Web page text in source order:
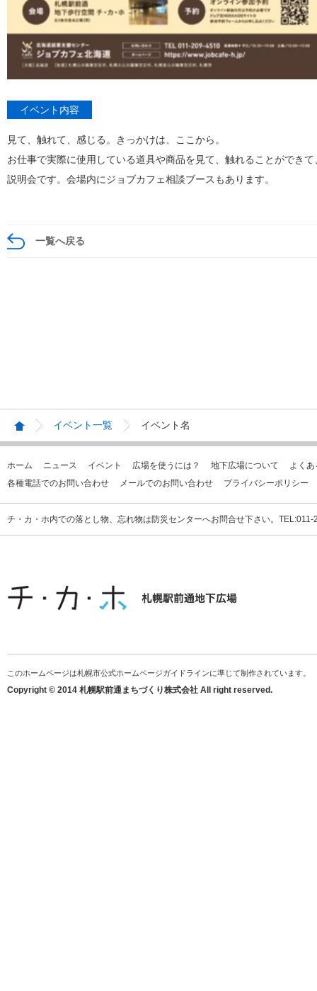
イベント内容
見て、触れて、感じる。きっかけは、ここから。
お仕事で実際に使用している道具や商品を見て、触れることができ
説明会です。会場内にジョブカフェ相談ブースもあります。
一覧へ戻る
イベント一覧 イベント名
ホーム ニュース イベント 広場を使うには？ 地下広場について
よく
各種電話でのお問い合わせ
メールでのお問い合わせ プライバシーポリシー
チ・カ・ホ内での落とし物、忘れ物は防災センターへお問合せ下さい。
このホームページは札幌市公式ホームページガイドラインに準じて制作されています。
Copyright © 2014 札幌駅前通まちづくり株式会社 All right reserved.